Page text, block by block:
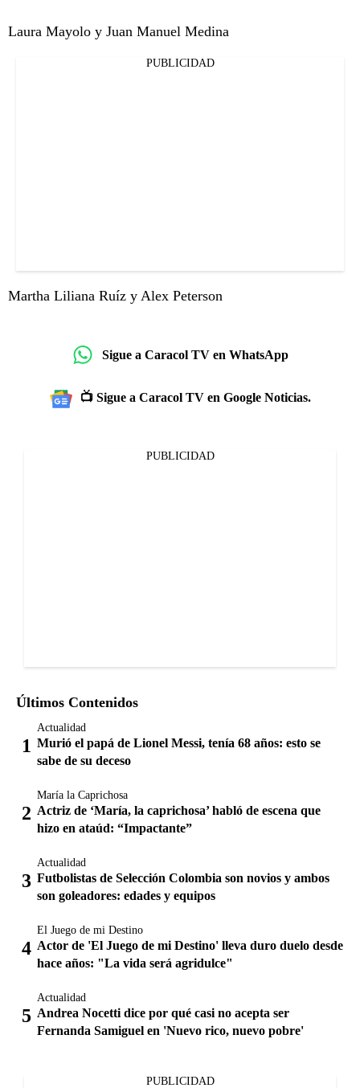
Laura Mayolo y Juan Manuel Medina
PUBLICIDAD
Martha Liliana Ruíz y Alex Peterson
Sigue a Caracol TV en WhatsApp
📺 Sigue a Caracol TV en Google Noticias.
PUBLICIDAD
Últimos Contenidos
Actualidad
Murió el papá de Lionel Messi, tenía 68 años: esto se
sabe de su deceso
María la Caprichosa
Actriz de ‘María, la caprichosa’ habló de escena que
hizo en ataúd: “Impactante”
Actualidad
Futbolistas de Selección Colombia son novios y ambos
son goleadores: edades y equipos
El Juego de mi Destino
Actor de 'El Juego de mi Destino' lleva duro duelo desde
hace años: "La vida será agridulce"
Actualidad
Andrea Nocetti dice por qué casi no acepta ser
Fernanda Samiguel en 'Nuevo rico, nuevo pobre'
PUBLICIDAD